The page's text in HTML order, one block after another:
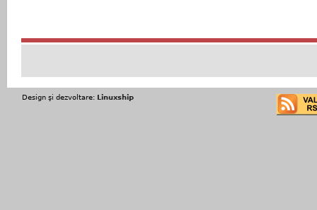
Design şi dezvoltare: Linuxship